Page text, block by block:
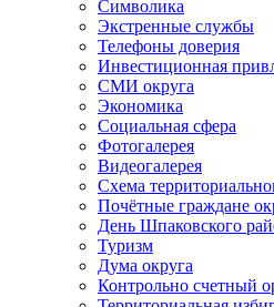
Символика
Экстренные службы
Телефоны доверия
Инвестиционная
СМИ округа
Экономика
Социальная сфера
Фотогалерея
Видеогалерея
Схема
Почётные граждане
День Шпаковского
Туризм
Дума округа
Контрольно счетный